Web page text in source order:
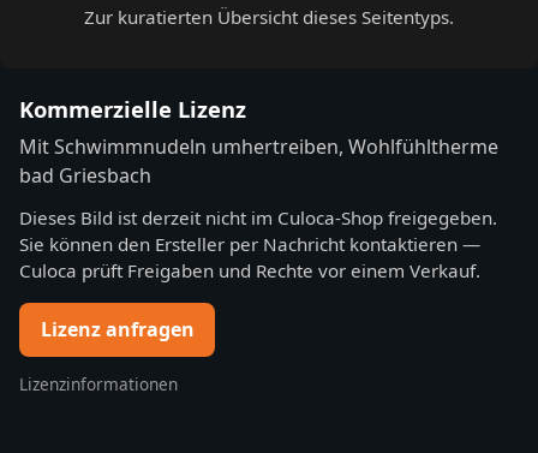
Zur kuratierten Übersicht dieses Seitentyps.
Kommerzielle Lizenz
Mit Schwimmnudeln umhertreiben, Wohlfühltherme
bad Griesbach
Dieses Bild ist derzeit nicht im Culoca-Shop freigegeben.
Sie können den Ersteller per Nachricht kontaktieren —
Culoca prüft Freigaben und Rechte vor einem Verkauf.
Lizenz anfragen
Lizenzinformationen